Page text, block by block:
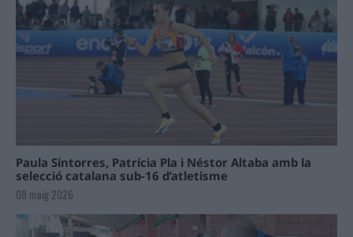
Paula Sintorres, Patrícia Pla i Néstor Altaba amb la
selecció catalana sub-16 d’atletisme
08 maig 2026